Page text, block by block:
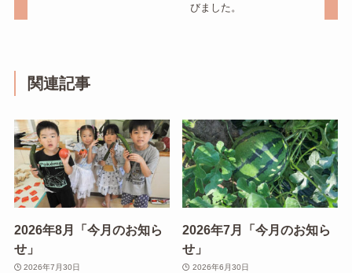
びました。
関連記事
2026年8月「今月のお知ら
せ」
2026年7月30日
2026年7月「今月のお知ら
せ」
2026年6月30日